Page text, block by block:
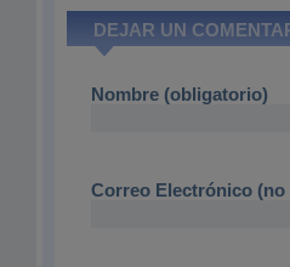
DEJAR UN
Nombre (obligatorio)
Correo Electrónico